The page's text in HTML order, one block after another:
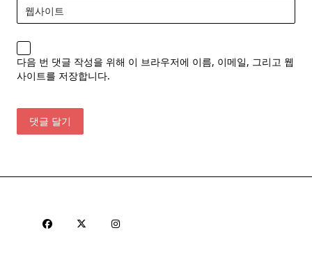
웹사이트
다음 번 댓글 작성을 위해 이 브라우저에 이름, 이메일, 그리고 웹
사이트를 저장합니다.